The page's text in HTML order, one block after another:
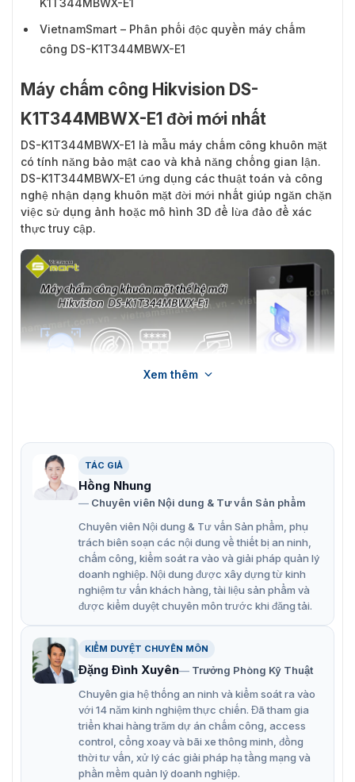
VietnamSmart – Phân phối độc quyền máy chấm
công DS-K1T344MBWX-E1
Máy chấm công Hikvision DS-
K1T344MBWX-E1 đời mới nhất
DS-K1T344MBWX-E1 là mẫu máy chấm công khuôn mặt
có tính năng bảo mật cao và khả năng chống gian lận.
DS-K1T344MBWX-E1 ứng dụng các thuật toán và công
nghệ nhận dạng khuôn mặt đời mới nhất giúp ngăn chặn
việc sử dụng ảnh hoặc mô hình 3D để lừa đảo để xác
thực truy cập.
Máy chấm công khuôn mặt Hikvision DS-K1T344MBWX-E1
hàng nhập chính hãng bởi VietnamSmart
Đặc điểm nổi bật của máy chấm công
DS-K1T344MBWX-E1
DS-K1T344MBWX-E1 hỗ trợ xác thực quyền truy cập
bằng khuôn mặt, thẻ và mã PIN. Hỗ trợ giao tiếp kết nối
đa dụng bằng WiFi và Blutooth, để truy cập thông tin về
thời gian làm việc, chấm công muộn, vắng mặt và các chỉ
số khác để đánh giá hiệu suất và quản lý nhân viên.
Hơn thế nữa, máy chấm công DS-K1T344MBWX-E1 còn
nổi bật với những ưu điểm đáng chú ý như:
Tự động ghi lại thông tin thời gian chấm công của
nhân viên chính xác nhất.
Công nghệ nhận dạng khuôn mặt được sử dụng để
Xem thêm
TÁC GIẢ
Hồng Nhung
Chuyên viên Nội dung & Tư vấn Sản phẩm
Chuyên viên Nội dung & Tư vấn Sản phẩm, phụ
trách biên soạn các nội dung về thiết bị an ninh,
chấm công, kiểm soát ra vào và giải pháp quản lý
doanh nghiệp. Nội dung được xây dựng từ kinh
nghiệm tư vấn khách hàng, tài liệu sản phẩm và
được kiểm duyệt chuyên môn trước khi đăng tải.
KIỂM DUYỆT CHUYÊN MÔN
Đặng Đình Xuyên
Trưởng Phòng Kỹ Thuật
Chuyên gia hệ thống an ninh và kiểm soát ra vào
với 14 năm kinh nghiệm thực chiến. Đã tham gia
triển khai hàng trăm dự án chấm công, access
control, cổng xoay và bãi xe thông minh, đồng
thời tư vấn, xử lý các giải pháp hạ tầng mạng và
phần mềm quản lý doanh nghiệp.